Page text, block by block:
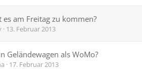
es am Freitag zu kommen?
13. Februar 2013
Geländewagen als WoMo?
17. Februar 2013